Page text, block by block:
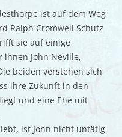
ist auf dem Weg
Ralph Cromwell Schutz
sie auf einige
ihnen John Neville,
beiden verstehen sich
ihre Zukunft in den
und eine Ehe mit
ist John nicht untätig